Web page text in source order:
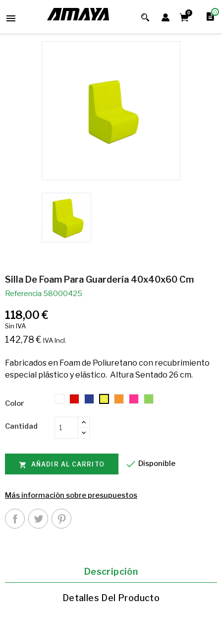
0
 0
Silla De Foam Para Guardería 40x40x60 Cm
Referencia 58000425
118,00 €
Sin IVA
142,78 € IVA Incl.
Fabricados en Foam de Poliuretano con recubrimiento
especial plástico y elástico. Altura Sentado 26 cm.
Color
Cantidad
 AÑADIR AL CARRITO  Disponible
Más información sobre presupuestos
Descripción
Detalles Del Producto